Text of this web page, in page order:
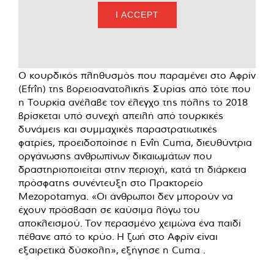
I ACCEPT
Ο κουρδικός πληθυσμός που παραμένει στο Αφρίν
(Efrîn) της βορειοανατολικής Συρίας από τότε που
η Τουρκία ανέλαβε τον έλεγχο της πόλης το 2018
βρίσκεται υπό συνεχή απειλή από τουρκικές
δυνάμεις και συμμαχικές παραστρατιωτικές
φατρίες, προειδοποίησε η Evîn Cuma, διευθύντρια
οργάνωσης ανθρωπίνων δικαιωμάτων που
δραστηριοποιείται στην περιοχή, κατά τη διάρκεια
πρόσφατης συνέντευξη στο Πρακτορείο
Mezopotamya. «Οι άνθρωποι δεν μπορούν να
έχουν πρόσβαση σε καύσιμα λόγω του
αποκλεισμού. Τον περασμένο χειμώνα ένα παιδί
πέθανε από το κρύο. Η ζωή στο Αφρίν είναι
εξαιρετικά δύσκολη», εξήγησε η Cuma .